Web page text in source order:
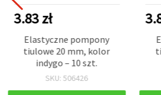
3.83 zł
Elastyczne pompony
tiulowe 20 mm, kolor
indygo – 10 szt.
SKU: 506426